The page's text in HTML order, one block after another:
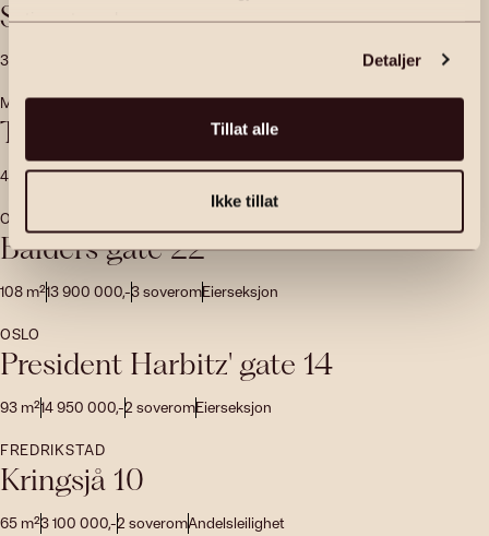
tjenestene deres.
Detaljer
Tillat alle
Ikke tillat
Sandakerveien 10N
35
MOSS
Torderødgata 17
402m²16 000 000,-4soveromEnebolig
OSLO
Balders gate 22
108 m²13 900 000,-3soveromEierseksjon
OSLO
President Harbitz' gate 14
93 m²14 950 000,-2 soveromEierseksjon
FREDRIKSTAD
Kringsjå 10
65 m²3 100 000,-2 soveromAndelsleilighet